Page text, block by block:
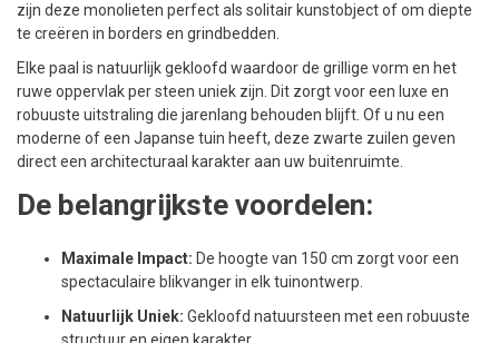
zijn deze monolieten perfect als solitair kunstobject of om diepte
te creëren in borders en grindbedden.
Elke paal is natuurlijk gekloofd waardoor de grillige vorm en het
ruwe oppervlak per steen uniek zijn. Dit zorgt voor een luxe en
robuuste uitstraling die jarenlang behouden blijft. Of u nu een
moderne of een Japanse tuin heeft, deze zwarte zuilen geven
direct een architecturaal karakter aan uw buitenruimte.
De belangrijkste voordelen:
Maximale Impact: De hoogte van 150 cm zorgt voor een
spectaculaire blikvanger in elk tuinontwerp.
Natuurlijk Uniek: Gekloofd natuursteen met een robuuste